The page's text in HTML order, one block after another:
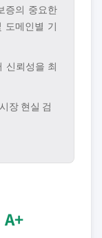
증의 중요한
도메인별 기
신뢰성을 최
장 현실 검
A+